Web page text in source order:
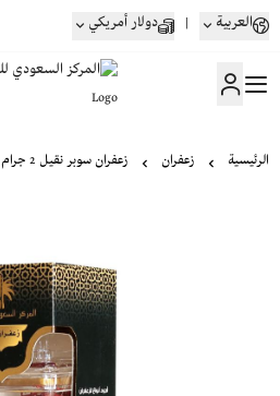
العربية | دولار أمريكي
المركز السعودي
الرئيسية زعفران زعفران سوبر نقيل 2 جرام